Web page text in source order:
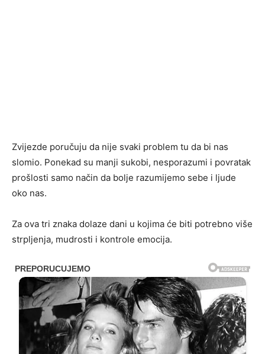
Zvijezde poručuju da nije svaki problem tu da bi nas
slomio. Ponekad su manji sukobi, nesporazumi i povratak
prošlosti samo način da bolje razumijemo sebe i ljude
oko nas.
Za ova tri znaka dolaze dani u kojima će biti potrebno više
strpljenja, mudrosti i kontrole emocija.